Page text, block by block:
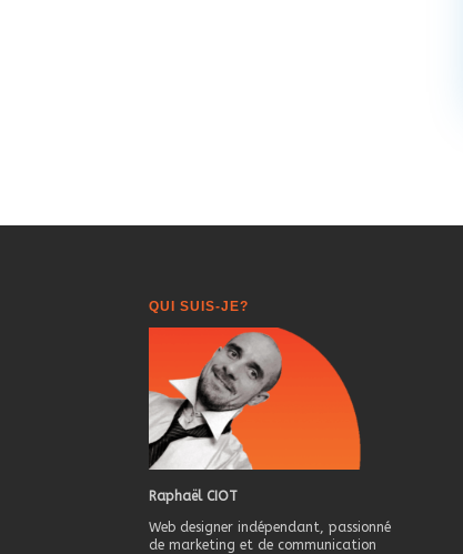
QUI SUIS-JE?
Raphaël CIOT
Web designer indépendant, passionné
de marketing et de communication